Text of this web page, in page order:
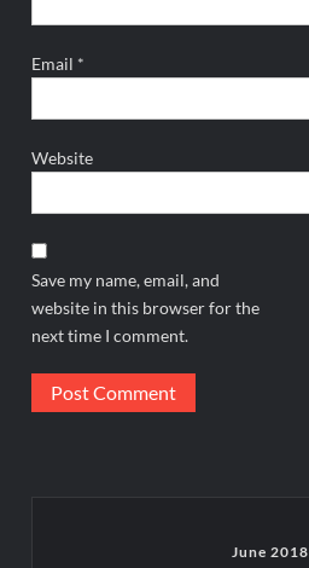
Email *
Website
Save my name, email, and
website in this browser for the
next time I comment.
June 2018